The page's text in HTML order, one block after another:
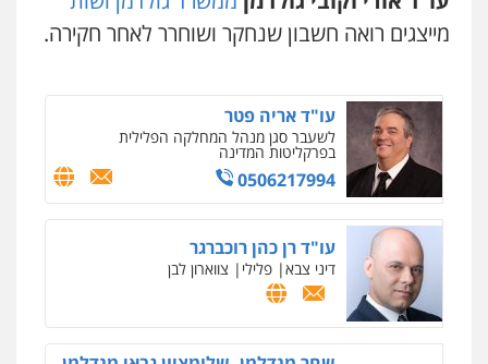
מייצגים רואה חשבון שנחקר ושוחרר לאחר חקירה.
מיסים כלכלי פלילי פשיעה כלכלית הלבנת
הון
עו"ד אריה פטר
לשעבר סגן מנהל המחלקה הפלילית
בפרקליטות המדינה
0506217994
עו"ד רן כהן רוכברגר
דיני צבא פלילי צווארון לבן